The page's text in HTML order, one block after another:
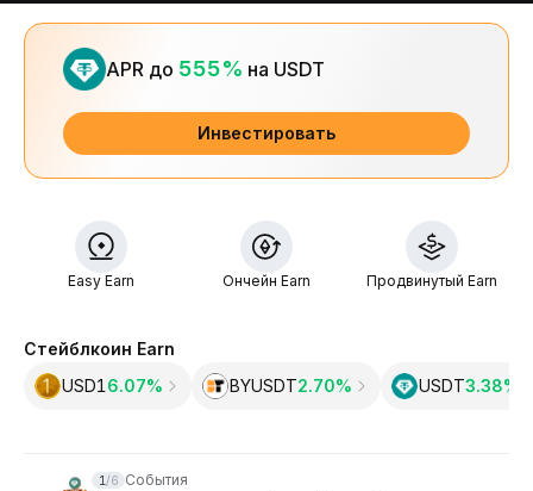
Slide 1 of 1APR до 555% на USDT
Инвестировать
Easy Earn Ончейн Earn Продвинутый Earn
Стейблкоин Earn
USD16.07% BYUSDT2.70% USDT3.38‎%
1 /6 События